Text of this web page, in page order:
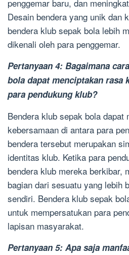
penggemar baru, dan
Desain bendera yang unik dan
bendera klub sepak bola lebih
dikenali oleh para penggemar.
Pertanyaan 4: Bagaimana
bola dapat menciptakan rasa
para pendukung klub?
Bendera klub sepak bola dapat
kebersamaan di antara para
bendera tersebut merupakan
identitas klub. Ketika para
bendera klub mereka berkibar,
bagian dari sesuatu yang lebih
sendiri. Bendera klub sepak
untuk mempersatukan para
lapisan masyarakat.
Pertanyaan 5: Apa saja